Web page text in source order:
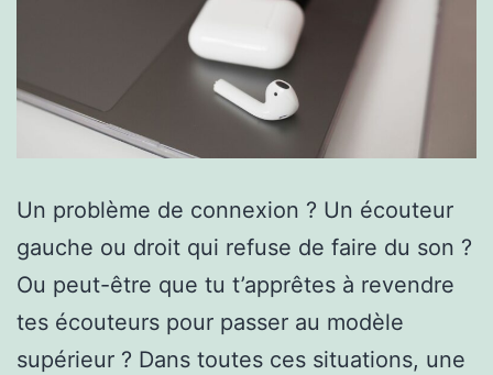
Un problème de connexion ? Un écouteur
gauche ou droit qui refuse de faire du son ?
Ou peut-être que tu t’apprêtes à revendre
tes écouteurs pour passer au modèle
supérieur ? Dans toutes ces situations, une